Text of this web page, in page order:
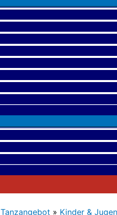
Tanzangebot » Kinder &